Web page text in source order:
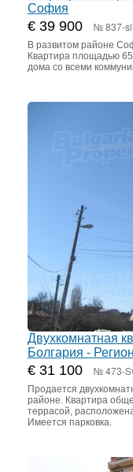
София
€ 39 900 № 837-
В развитом районе
Квартира площадью
дома со всеми
Двухкомнатная
Болгария -
€ 31 100 № 473-
Продается
районе. Квартира
террасой,
Имеется парковка.